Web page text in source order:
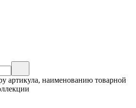
артикула, наименованию товарной